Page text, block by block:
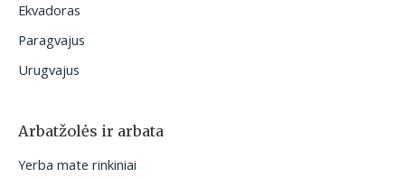
Ekvadoras
Paragvajus
Urugvajus
Arbatžolės ir arbata
Yerba mate rinkiniai